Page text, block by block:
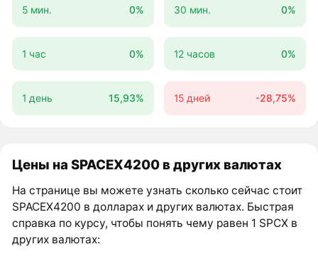
5 мин. 0% 30 мин. 0%
1 час 0% 12 часов 0%
1 день 15,93% 15 дней -28,75%
Цены на SPACEX4200 в других валютах
На странице вы можете узнать сколько сейчас стоит
SPACEX4200 в долларах и других валютах. Быстрая
справка по курсу, чтобы понять чему равен 1 SPCX в
других валютах: